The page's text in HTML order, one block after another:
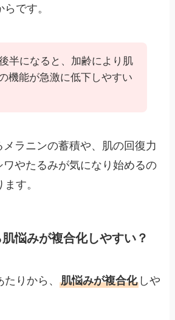
らです。
半になると、加齢により肌
機能が急激に低下しやすい
メラニンの蓄積や、肌の回復力
やたるみが気になり始めるの
す。
悩みが複合化しやすい？
たりから、肌悩みが複合化 しや